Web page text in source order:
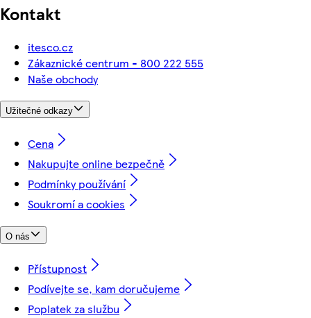
Kontakt
itesco.cz
Zákaznické centrum - 800 222 555
Naše obchody
Užitečné odkazy
Cena
Nakupujte online bezpečně
Podmínky používání
Soukromí a cookies
O nás
Přístupnost
Podívejte se, kam doručujeme
Poplatek za službu